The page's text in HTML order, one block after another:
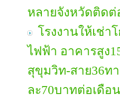
หลายจังหวัดติดต่
โรงงานให้เช่า
ไฟฟ้า อาคารสูง
สุขุมวิท-สาย36ทา
ละ70บาทต่อเดือ